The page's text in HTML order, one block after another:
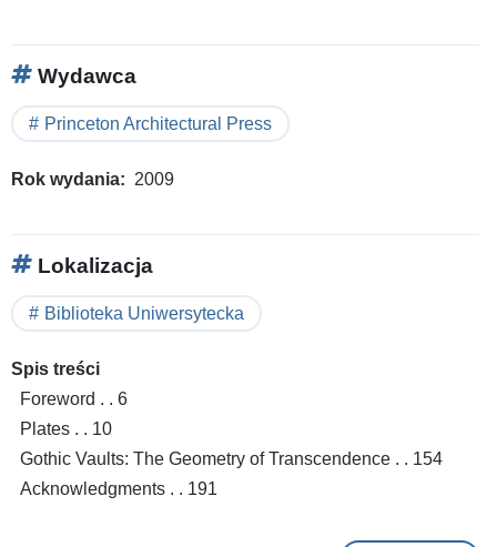
Wydawca
Princeton Architectural Press
Rok wydania 2009
Lokalizacja
Biblioteka Uniwersytecka
Spis treści
Foreword . . 6
Plates . . 10
Gothic Vaults: The Geometry of Transcendence . . 154
Acknowledgments . . 191